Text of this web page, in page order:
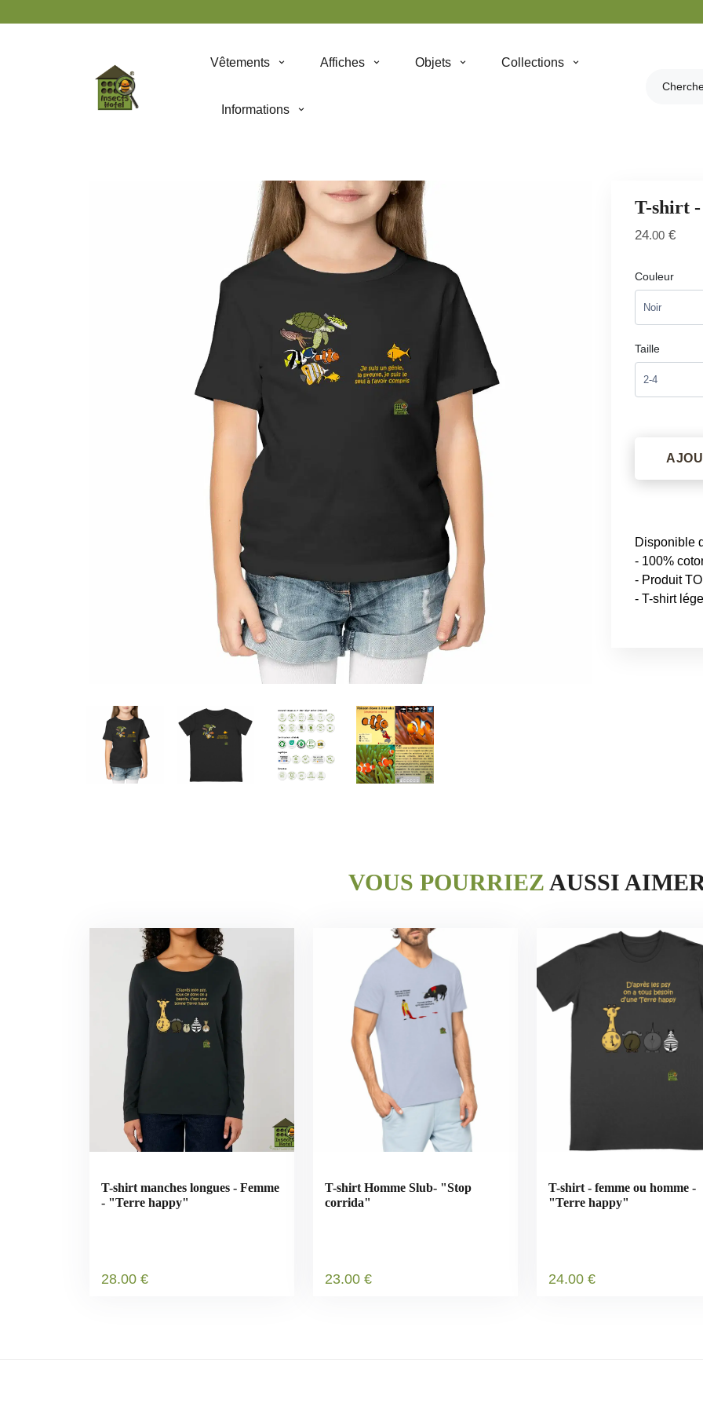
Vêtements Affiches Objets Collections
Informations
T-shirt
24.00 €
Couleur
Taille
Disponible
- 100%
- Produit
VOUS POURRIEZ AUSSI
T-shirt manches longues - Femme
- "Terre happy"
28.00 €
T-shirt Homme Slub- "Stop
corrida"
23.00 €
T-shirt - femme ou homme -
"Terre happy"
24.00 €